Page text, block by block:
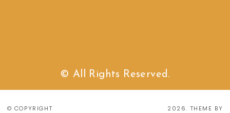
© All Rights Reserved.
© COPYRIGHT 2026. THEME BY